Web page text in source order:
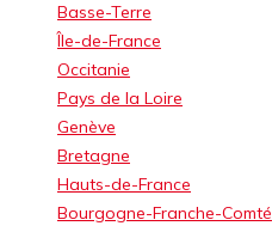
Basse-Terre
Île-de-France
Occitanie
Pays de la Loire
Genève
Bretagne
Hauts-de-France
Bourgogne-Franche-Comté